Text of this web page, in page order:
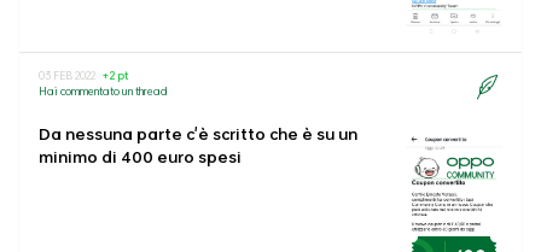
03 FEB 2022 +2 pt
Hai commentato un thread
Da nessuna parte c'è scritto che è su un
minimo di 400 euro spesi